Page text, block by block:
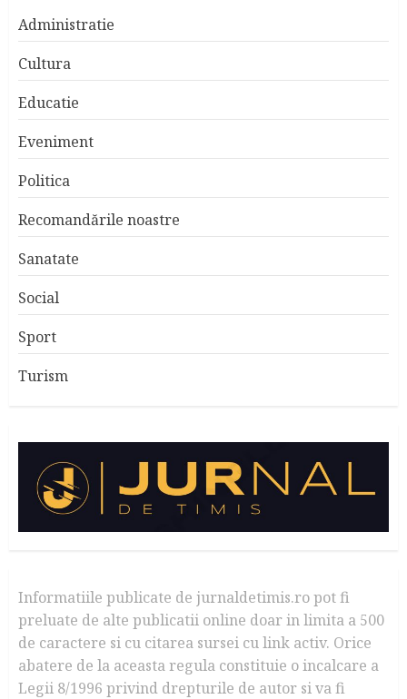
Administratie
Cultura
Educatie
Eveniment
Politica
Recomandările noastre
Sanatate
Social
Sport
Turism
Informatiile publicate de jurnaldetimis.ro pot fi
preluate de alte publicatii online doar in limita a 500
de caractere si cu citarea sursei cu link activ. Orice
abatere de la aceasta regula constituie o incalcare a
Legii 8/1996 privind drepturile de autor si va fi